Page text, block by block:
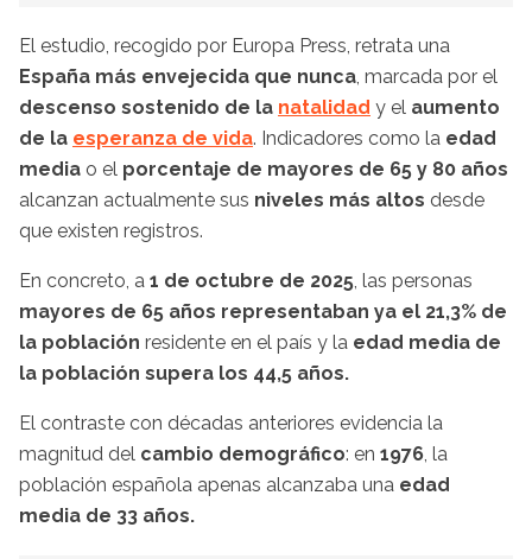
El estudio, recogido por Europa Press, retrata una
España más envejecida que nunca, marcada por el
descenso sostenido de la natalidad y el aumento
de la esperanza de vida. Indicadores como la edad
media o el porcentaje de mayores de 65 y 80 años
alcanzan actualmente sus niveles más altos desde
que existen registros.
En concreto, a 1 de octubre de 2025, las personas
mayores de 65 años representaban ya el 21,3% de
la población residente en el país y la edad media de
la población supera los 44,5 años.
El contraste con décadas anteriores evidencia la
magnitud del cambio demográfico: en 1976, la
población española apenas alcanzaba una edad
media de 33 años.